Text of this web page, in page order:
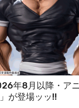
年8月以降・ア
が登場ッッ!!